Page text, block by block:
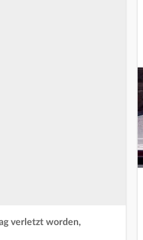
verletzt worden,